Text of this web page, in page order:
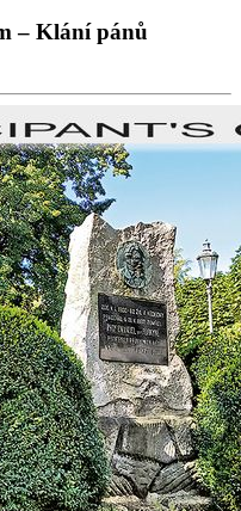
– Klání pánů